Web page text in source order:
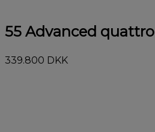
55 Advanced quattro
339.800 DKK